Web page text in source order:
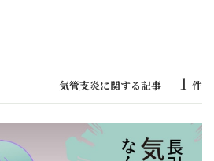
気管支炎に関する記事 1 件